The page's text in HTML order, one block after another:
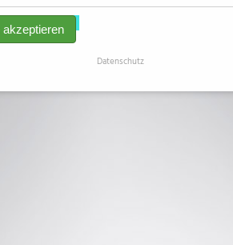
akzeptieren
Datenschutz